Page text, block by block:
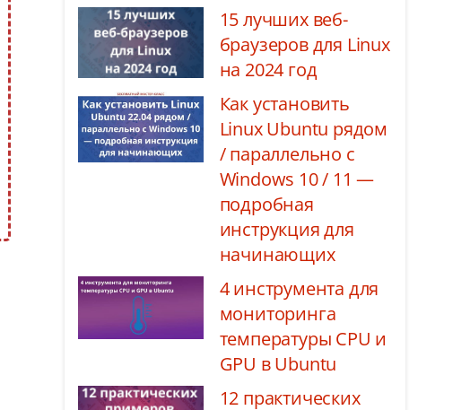
15 лучших веб-
браузеров для Linux
на 2024 год
Как установить
Linux Ubuntu рядом
/ параллельно с
Windows 10 / 11 —
подробная
инструкция для
начинающих
4 инструмента для
мониторинга
температуры CPU и
GPU в Ubuntu
12 практических